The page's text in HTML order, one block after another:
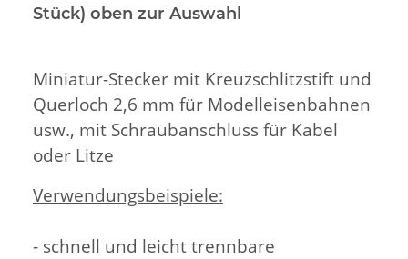
Stück) oben zur Auswahl
Miniatur-Stecker mit Kreuzschlitzstift und
Querloch 2,6 mm für Modelleisenbahnen
usw., mit Schraubanschluss für Kabel
oder Litze
Verwendungsbeispiele:
- schnell und leicht trennbare